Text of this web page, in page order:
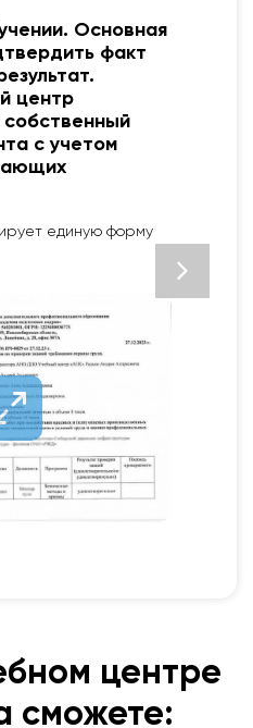
Основная
факт
центр
с учетом
единую форму
центре
сможете: